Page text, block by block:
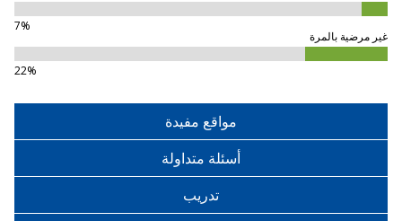
7%
غير مرضية بالمرة
22%
مواقع مفيدة
أسئلة متداولة
تدريب